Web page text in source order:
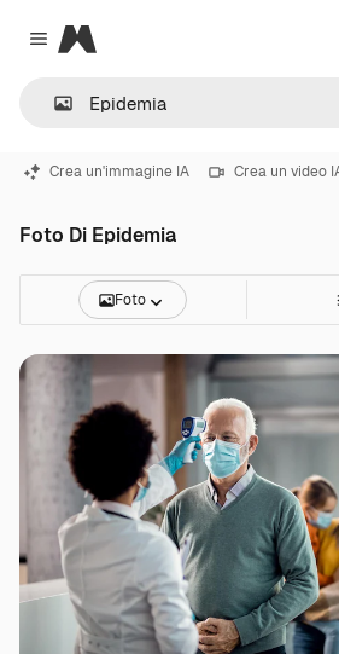
Close menu
Magnific
Crea un'immagine IA Crea un video
Foto Di Epidemia
Foto